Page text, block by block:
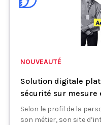
NOUVEAUTÉ
Solution digitale
sécurité sur mesure
Selon le profil de la
son métier, son site